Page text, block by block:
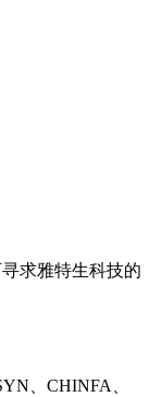
求雅特生科技的
、CHINFA、